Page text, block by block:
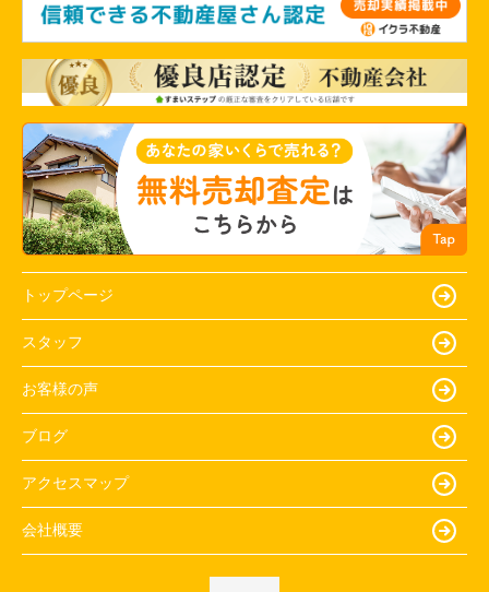
トップページ
スタッフ
お客様の声
ブログ
アクセスマップ
会社概要